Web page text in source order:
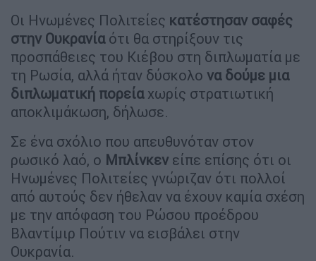
Οι Ηνωμένες Πολιτείες κατέστησαν σαφές
στην Ουκρανίαότι θα στηρίξουν τις
προσπάθειες του Κιέβου στη διπλωματία με
τη Ρωσία, αλλά ήταν δύσκολο να δούμε μια
διπλωματική πορείαχωρίς στρατιωτική
αποκλιμάκωση, δήλωσε.
Σε ένα σχόλιο που απευθυνόταν στον
ρωσικό λαό, ο Μπλίνκεν είπε επίσης ότι οι
Ηνωμένες Πολιτείες γνώριζαν ότι πολλοί
από αυτούς δεν ήθελαν να έχουν καμία σχέση
με την απόφαση του Ρώσου προέδρου
Βλαντίμιρ Πούτιν να εισβάλει στην
Ουκρανία.